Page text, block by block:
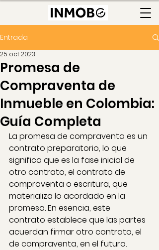
Entrada
Promesa de
Compraventa de
Inmueble en Colombia:
Guía Completa
25 oct 2023
La promesa de compraventa es un
contrato preparatorio, lo que
significa que es la fase inicial de
otro contrato, el contrato de
compraventa o escritura, que
materializa lo acordado en la
promesa. En esencia, este
contrato establece que las partes
acuerdan firmar otro contrato, el
de compraventa, en el futuro.